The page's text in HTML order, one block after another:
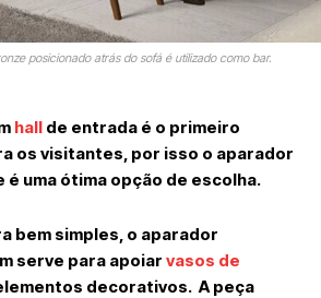
posicionado atrás do sofá é utilizado como bar.
hall de entrada é o primeiro
os visitantes, por isso o aparador
uma ótima opção de escolha.
bem simples, o aparador
serve para apoiar vasos de
decorativos. A peça